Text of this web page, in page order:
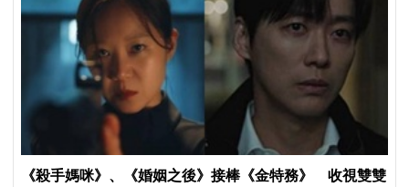
《殺手媽咪》、《婚姻之後》接棒《金特務》 收視雙雙